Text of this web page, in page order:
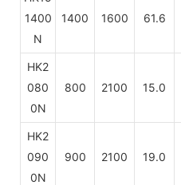
1400
N
1400 1600 61.6
HK2
080
0N
800 2100 15.0
HK2
090
0N
900 2100 19.0